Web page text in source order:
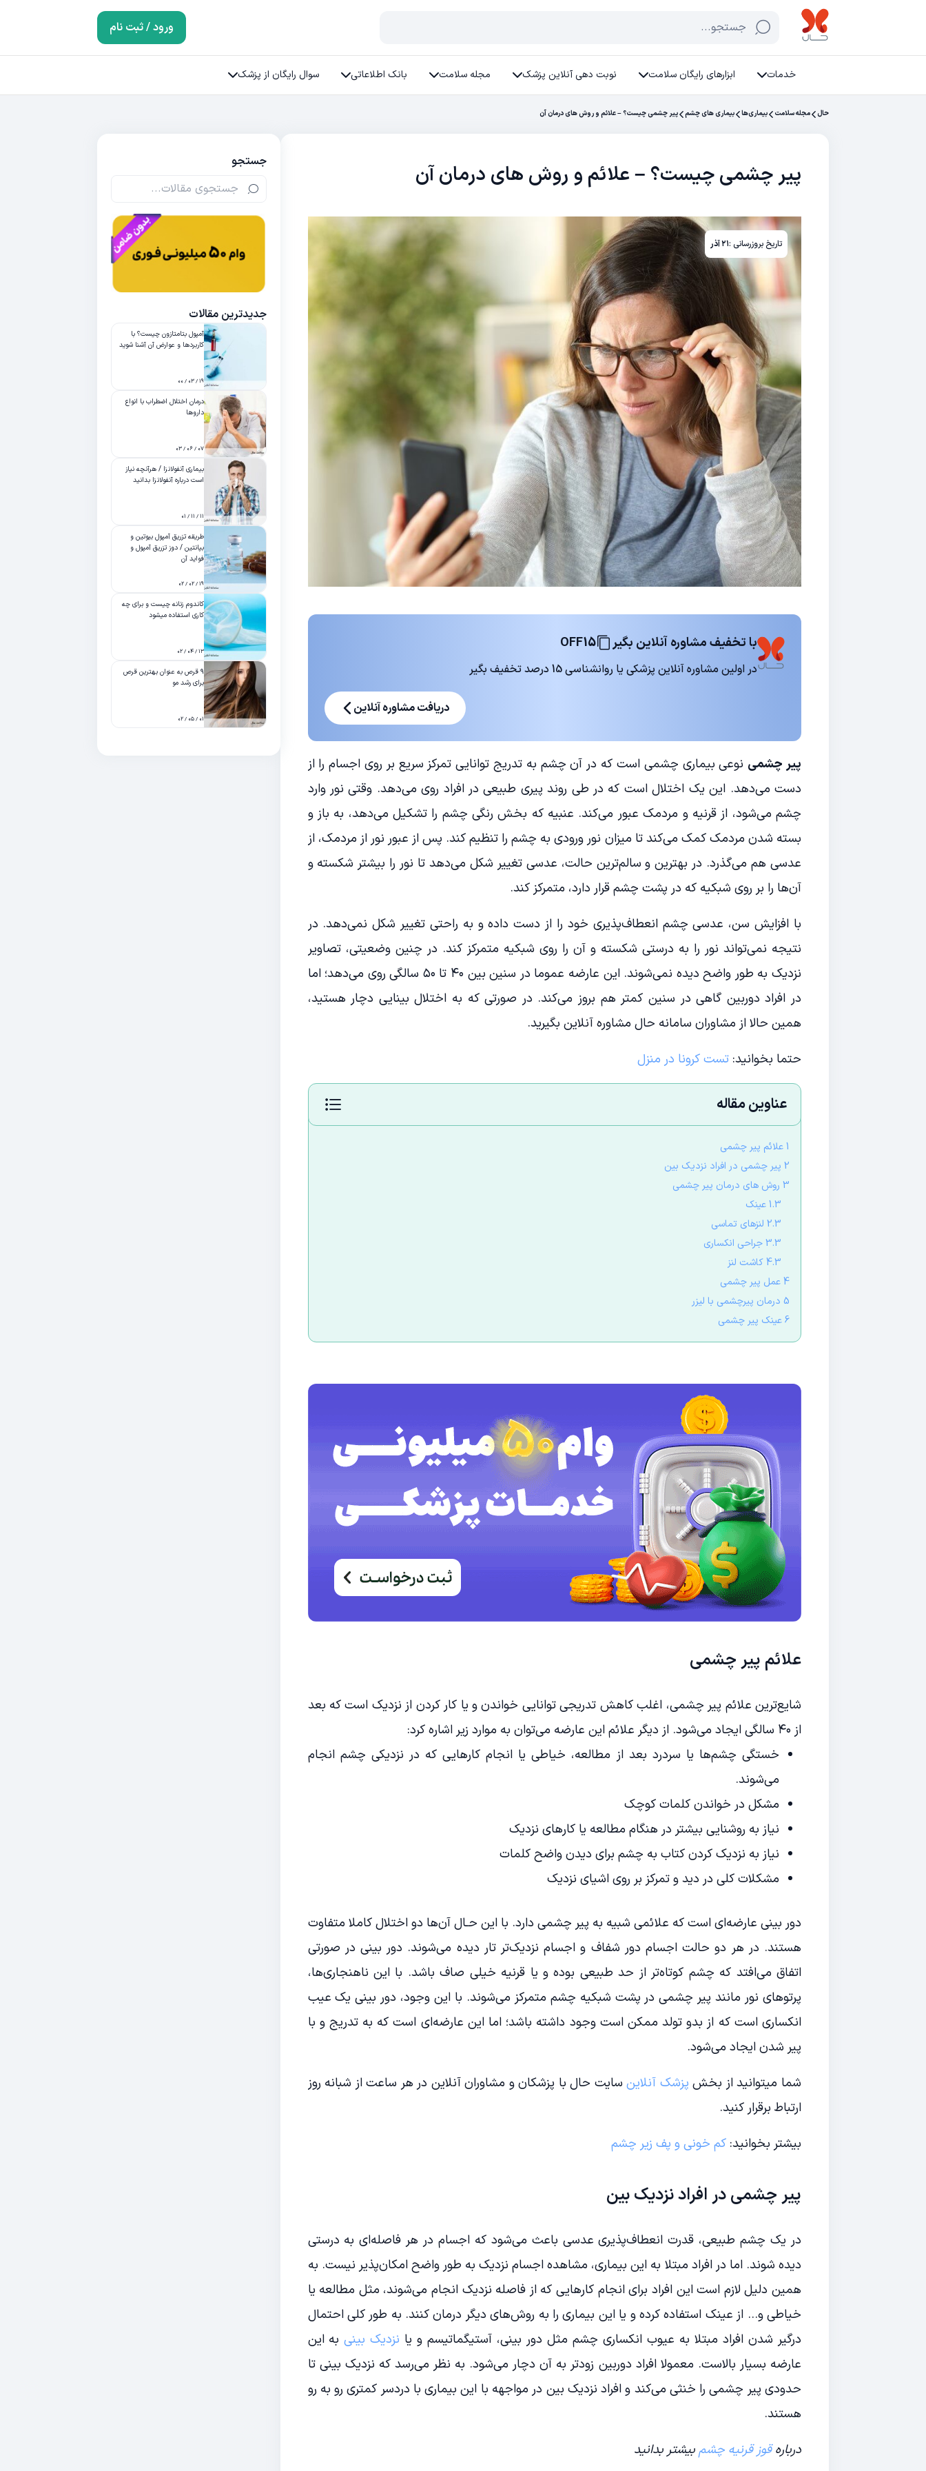
جستجو... ورود / ثبت نام
خدمات ابزارهای رایگان سلامت نوبت دهی آنلاین پزشک مجله سلامت بانک اطلاعاتی سوال رایگان از پزشک
حال مجله سلامت بیماری‌ها بیماری های چشم پیر چشمی چیست؟ – علائم و روش های درمان آن
پیر چشمی چیست؟ – علائم و روش های درمان آن
تاریخ بروزرسانی :۲۱ آذر
با تخفیف مشاوره آنلاین بگیر OFF15
در اولین مشاوره آنلاین پزشکی یا روانشناسی 15 درصد تخفیف بگیر
دریافت مشاوره آنلاین
پیر چشمی نوعی بیماری چشمی است که در آن چشم به تدریج توانایی تمرکز سریع بر روی اجسام را از
دست می‌دهد. این یک اختلال است که در طی روند پیری طبیعی در افراد روی می‌دهد. وقتی نور وارد
چشم می‌شود، از قرنیه و مردمک عبور می‌کند. عنبیه که بخش رنگی چشم را تشکیل می‌دهد، به باز و
بسته شدن مردمک کمک می‌کند تا میزان نور ورودی به چشم را تنظیم کند. پس از عبور نور از مردمک، از
عدسی هم می‌گذرد. در بهترین و سالم‌ترین حالت، عدسی تغییر شکل می‌دهد تا نور را بیشتر شکسته و
آن‌ها را بر روی شبکیه که در پشت چشم قرار دارد، متمرکز کند.
با افزایش سن، عدسی چشم انعطاف‌پذیری خود را از دست داده و به راحتی تغییر شکل نمی‌دهد. در
نتیجه نمی‌تواند نور را به درستی شکسته و آن را روی شبکیه متمرکز کند. در چنین وضعیتی، تصاویر
نزدیک به طور واضح دیده نمی‌شوند. این عارضه عموما در سنین بین ۴۰ تا ۵۰ سالگی روی می‌دهد؛ اما
در افراد دوربین گاهی در سنین کمتر هم بروز می‌کند. در صورتی که به اختلال بینایی دچار هستید،
همین حالا از مشاوران سامانه حال مشاوره آنلاین بگیرید.
حتما بخوانید: تست کرونا در منزل
عناوین مقاله
1 علائم پیر چشمی
2 پیر چشمی در افراد نزدیک بین
3 روش های درمان پیر چشمی
1.3 عینک
2.3 لنزهای تماسی
3.3 جراحی انکساری
4.3 کاشت لنز
4 عمل پیر چشمی
5 درمان پیرچشمی با لیزر
6 عینک پیر چشمی
علائم پیر چشمی
شایع‌ترین علائم پیر چشمی، اغلب کاهش تدریجی توانایی خواندن و یا کار کردن از نزدیک است که بعد
از ۴۰ سالگی ایجاد می‌شود. از دیگر علائم این عارضه می‌توان به موارد زیر اشاره کرد:
خستگی چشم‌ها یا سردرد بعد از مطالعه، خیاطی یا انجام کارهایی که در نزدیکی چشم انجام
می‌شوند.
مشکل در خواندن کلمات کوچک
نیاز به روشنایی بیشتر در هنگام مطالعه یا کارهای نزدیک
نیاز به نزدیک کردن کتاب به چشم برای دیدن واضح کلمات
مشکلات کلی در دید و تمرکز بر روی اشیای نزدیک
دور بینی عارضه‌ای است که علائمی شبیه به پیر چشمی دارد. با این حـال آن‌ها دو اختلال کاملا متفاوت
هستند. در هر دو حالت اجسام دور شفاف و اجسام نزدیک‌تر تار دیده می‌شوند. دور بینی در صورتی
اتفاق می‌افتد که چشم کوتاه‌تر از حد طبیعی بوده و یا قرنیه خیلی صاف باشد. با این ناهنجاری‌ها،
پرتوهای نور مانند پیر چشمی در پشت شبکیه چشم متمرکز می‌شوند. با این وجود، دور بینی یک عیب
انکساری است که از بدو تولد ممکن است وجود داشته باشد؛ اما این عارضه‌ای است که به تدریج و با
پیر شدن ایجاد می‌شود.
شما میتوانید از بخش پزشک آنلاینسایت حال با پزشکان و مشاوران آنلاین در هر ساعت از شبانه روز
ارتباط برقرار کنید.
بیشتر بخوانید: کم خونی و پف زیر چشم
پیر چشمی در افراد نزدیک بین
در یک چشم طبیعی، قدرت انعطاف‌پذیری عدسی باعث می‌شود که اجسام در هر فاصله‌ای به درستی
دیده شوند. اما در افراد مبتلا به این بیماری، مشاهده اجسام نزدیک به طور واضح امکان‌پذیر نیست. به
همین دلیل لازم است این افراد برای انجام کارهایی که از فاصله نزدیک انجام می‌شوند، مثل مطالعه یا
خیاطی و… از عینک استفاده کرده و یا این بیماری را به روش‌های دیگر درمان کنند. به طور کلی احتمال
درگیر شدن افراد مبتلا به عیوب انکساری چشم مثل دور بینی، آستیگماتیسم و یا نزدیک بینیبه این
عارضه بسیار بالاست. معمولا افراد دوربین زودتر به آن دچار می‌شود. به نظر می‌رسد که نزدیک بینی تا
حدودی پیر چشمی را خنثی می‌کند و افراد نزدیک بین در مواجهه با این بیماری با دردسر کمتری رو به رو
هستند.
دربارهقوز قرنیه چشمبیشتر بدانید
جستجو
جدیدترین مقالات
آمپول بتامتازون چیست؟ با
کاربردها و عوارض آن آشنا شوید
۱۹ / ۰۳ / ۰۰
درمان اختلال اضطراب با انواع
داروها
۰۷ / ۰۶ / ۰۳
بیماری آنفولانزا / هرآنچه نیاز
است درباره آنفولانزا بدانید
۱۱ / ۱۱ / ۰۱
طریقه تزریق آمپول بیوتین و
بپانتین / دوز تزریق آمپول و
فواید آن
۱۹ / ۰۲ / ۰۲
کاندوم زنانه چیست و برای چه
کاری استفاده میشود
۱۳ / ۰۴ / ۰۲
۹ قرص به عنوان بهترین قرص
برای رشد مو
۰۱ / ۰۵ / ۰۲